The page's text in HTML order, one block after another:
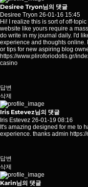
Desiree Tryon님의 댓글
Desiree Tryon 26-01-16 15:45
Hi! I realize this is sort of off-
website like yours require a
do write in my journal daily. I'd
experience and thoughts online.
or tips for new aspiring blog
https://www.pliroforiodotis.gr/
casino
답변
삭제
Iris Estevez님의 댓글
Iris Estevez 26-01-19 08:16
It's amazing designed for me to
experience. thanks admin
답변
삭제
Karin님의 댓글